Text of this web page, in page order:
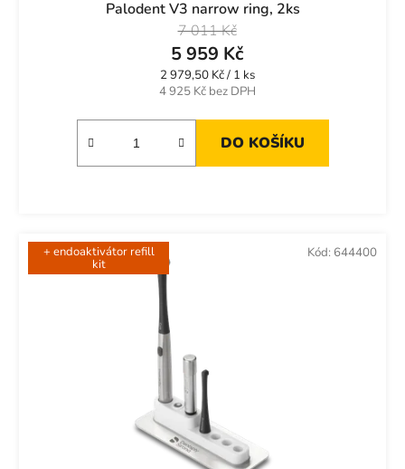
Palodent V3 narrow ring, 2ks
4 925 Kč bez DPH
5 959 Kč
7 011 Kč
Měrná
cena:
2 979,50 Kč / 1 ks
DO KOŠÍKU
+ endoaktivátor refill
kit
Kód: 644400